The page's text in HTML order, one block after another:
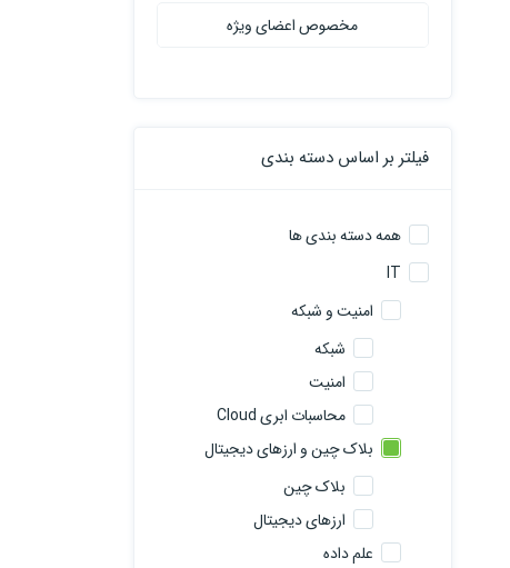
مخصوص اعضای ویژه
فیلتر بر اساس دسته بندی
همه دسته بندی ها
IT
امنیت و شبکه
شبکه
امنیت
محاسبات ابری Cloud
بلاک چین و ارزهای دیجیتال
بلاک چین
ارزهای دیجیتال
علم داده